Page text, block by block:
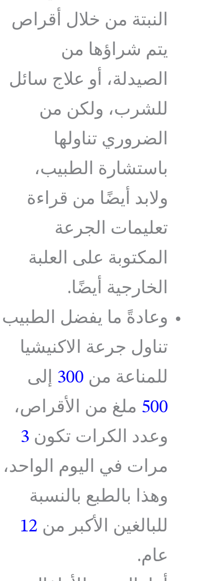
النبتة من خلال أقراص
يتم شراؤها من
الصيدلة، أو علاج سائل
للشرب، ولكن من
الضروري تناولها
باستشارة الطبيب،
ولابد أيضًا من قراءة
تعليمات الجرعة
المكتوبة على العلبة
الخارجية أيضًا.
وعادةً ما يفضل الطبيب
تناول جرعة الاكنيشيا
للمناعة من 300 إلى
500 ملغ من الأقراص،
وعدد الكرات تكون
مرات في اليوم الواحد،
وهذا بالطبع بالنسبة
للبالغين الأكبر من 12
عام.